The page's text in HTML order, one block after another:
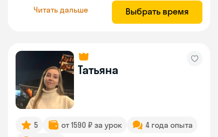
Читать дальше Выбрать время
Татьяна
5 от 1590 ₽ за урок
4 года опыта